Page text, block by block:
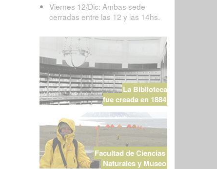
Viernes 12/Dic: Ambas sede
cerradas entre las 12 y las 14hs.
La Biblioteca
fue creada en 1884
Facultad de Ciencias
Naturales y Museo